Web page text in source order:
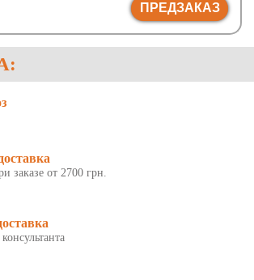
ПРЕДЗАКАЗ
заказе от 2700 грн.